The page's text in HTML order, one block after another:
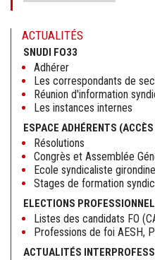
ACTUALITÉS
SNUDI FO33
Adhérer
Les correspondants de
Réunion d'information
Les instances internes
ESPACE ADHÉRENTS
Résolutions
Congrès et Assemblée
Ecole syndicaliste girondine
Stages de formation
ELECTIONS
Listes des candidats FO
Professions de foi AESH,
ACTUALITÉS